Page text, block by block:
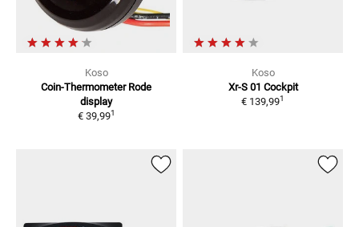
Koso
Coin-Thermometer Rode
display
€ 39,991
Koso
Xr-S 01 Cockpit
€ 139,991